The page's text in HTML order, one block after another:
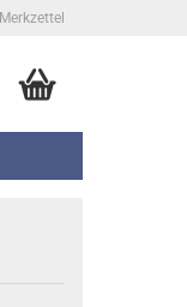
Merkzettel